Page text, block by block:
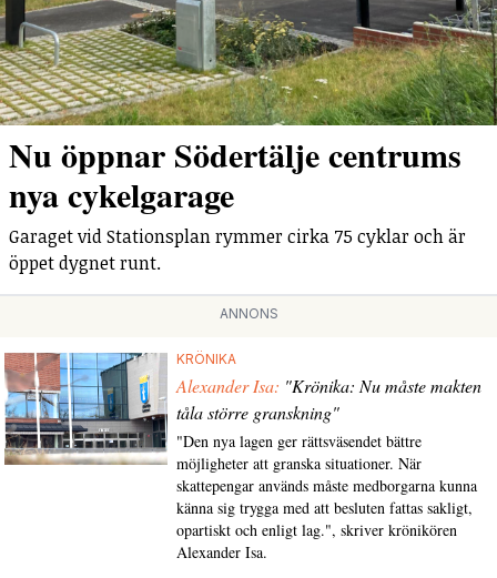
Nu öppnar Södertälje centrums
nya cykelgarage
Garaget vid Stationsplan rymmer cirka 75 cyklar och är
öppet dygnet runt.
ANNONS
KRÖNIKA
Alexander Isa: "Krönika: Nu måste makten
tåla större granskning"
"Den nya lagen ger rättsväsendet bättre
möjligheter att granska situationer. När
skattepengar används måste medborgarna kunna
känna sig trygga med att besluten fattas sakligt,
opartiskt och enligt lag.", skriver krönikören
Alexander Isa.